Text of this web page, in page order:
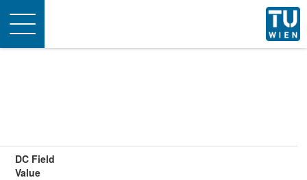
Toggle
navigation
DC Field
Value